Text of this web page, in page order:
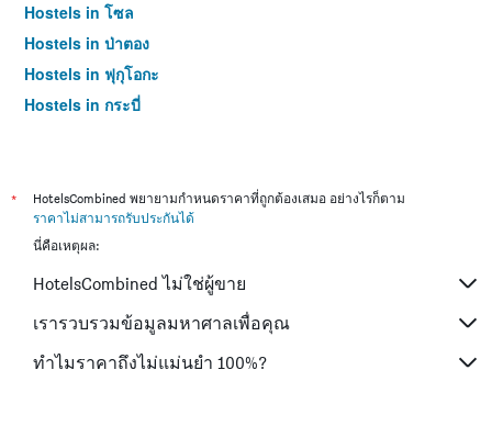
Hostels in โซล
Hostels in ป่าตอง
Hostels in ฟุกุโอกะ
Hostels in กระบี่
Hostels in เซี่ยงไฮ้
Hostels in ไทเป
Hostels in หาดใหญ่
Hostels in ภูเก็ต
Hostels in เกียวโต
*
HotelsCombined พยายามกำหนดราคาที่ถูกต้องเสมอ อย่างไรก็ตาม
ราคาไม่สามารถรับประกันได้
นี่คือเหตุผล:
HotelsCombined ไม่ใช่ผู้ขาย
เรารวบรวมข้อมูลมหาศาลเพื่อคุณ
ทำไมราคาถึงไม่แม่นยำ 100%?